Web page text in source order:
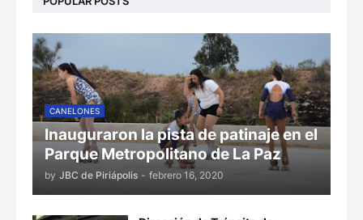
CANELONES
Inauguraron la pista de patinaje en el
Parque Metropolitano de La Paz
by JBC de Piriápolis - febrero 16, 2020